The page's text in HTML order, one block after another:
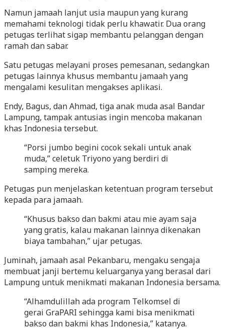
Namun jamaah lanjut usia maupun yang kurang
memahami teknologi tidak perlu khawatir. Dua orang
petugas terlihat sigap membantu pelanggan dengan
ramah dan sabar.
Satu petugas melayani proses pemesanan, sedangkan
petugas lainnya khusus membantu jamaah yang
mengalami kesulitan mengakses aplikasi.
Endy, Bagus, dan Ahmad, tiga anak muda asal Bandar
Lampung, tampak antusias ingin mencoba makanan
khas Indonesia tersebut.
“Porsi jumbo begini cocok sekali untuk anak
muda,” celetuk Triyono yang berdiri di
samping mereka.
Petugas pun menjelaskan ketentuan program tersebut
kepada para jamaah.
“Khusus bakso dan bakmi atau mie ayam saja
yang gratis, kalau makanan lainnya dikenakan
biaya tambahan,” ujar petugas.
Juminah, jamaah asal Pekanbaru, mengaku sengaja
membuat janji bertemu keluarganya yang berasal dari
Lampung untuk menikmati makanan Indonesia bersama.
“Alhamdulillah ada program Telkomsel di
gerai GraPARI sehingga kami bisa menikmati
bakso dan bakmi khas Indonesia,” katanya.